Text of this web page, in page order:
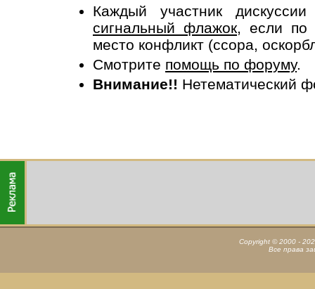
Каждый участник
сигнальный флажок, если по
место конфликт (ссора,
Смотрите помощь по форуму.
Внимание!! Нетематический
Copyright © 2000 -
Все права